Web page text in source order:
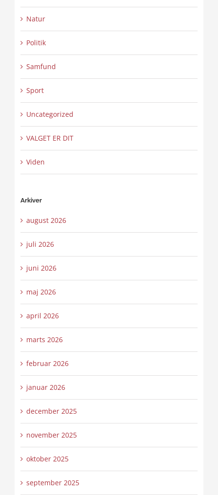
Natur
Politik
Samfund
Sport
Uncategorized
VALGET ER DIT
Viden
Arkiver
august 2026
juli 2026
juni 2026
maj 2026
april 2026
marts 2026
februar 2026
januar 2026
december 2025
november 2025
oktober 2025
september 2025